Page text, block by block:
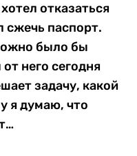
отказаться
сжечь паспорт.
было бы
него сегодня
задачу, какой
я думаю, что